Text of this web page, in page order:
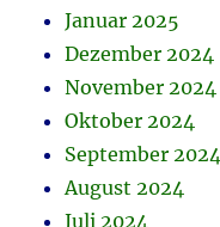
Januar 2025
Dezember 2024
November 2024
Oktober 2024
September 2024
August 2024
Juli 2024